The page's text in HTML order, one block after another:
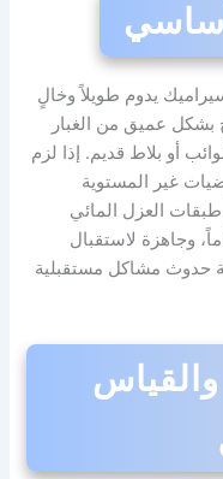
يدوم طويلاً وخالٍ
بشكل عميق من الغبار
أو بلاط قديم. إذا لزم
غير المستوية
طبقات العزل المائي
وجاهزة لاستقبال
حدوث مشاكل مستقبلية